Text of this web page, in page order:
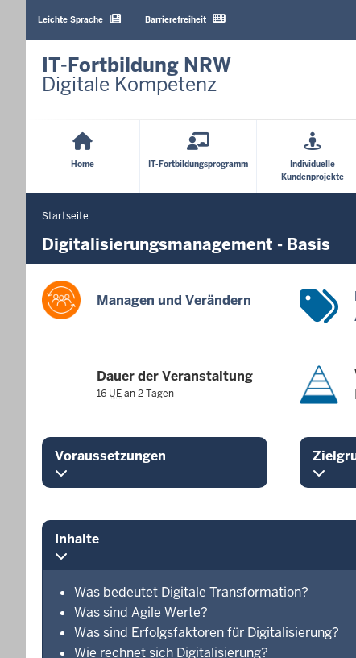
Sprachen
Leichte Sprache Barrierefreiheit
IT-Fortbildung NRW
Digitale Kompetenz
Hauptmenü
Home IT-Fortbildungsprogramm
Individuelle
Kundenprojekte
Sie
befinden
hier
Startseite
Digitalisierungsmanagement - Basis
Managen und Verändern
Dauer der Veranstaltung
16 UEan 2 Tagen
Voraussetzungen
Inhalte
Was bedeutet Digitale Transformation?
Was sind Agile Werte?
Was sind Erfolgsfaktoren für Digitalisierung?
Wie rechnet sich Digitalisierung?